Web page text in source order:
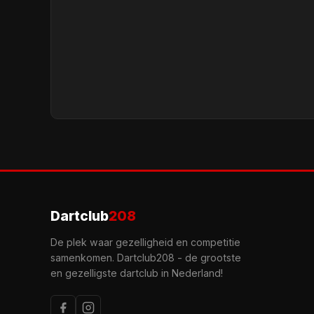
Dartclub208
De plek waar gezelligheid en competitie
samenkomen. Dartclub208 - de grootste
en gezelligste dartclub in Nederland!